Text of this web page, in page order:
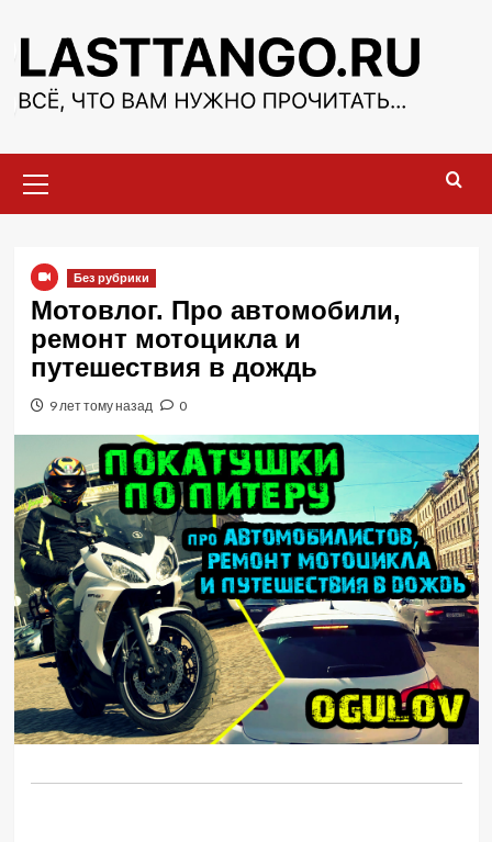
содержимому
меню
Без рубрики
Мотовлог. Про автомобили,
ремонт мотоцикла и
путешествия в дождь
9 лет тому назад 0